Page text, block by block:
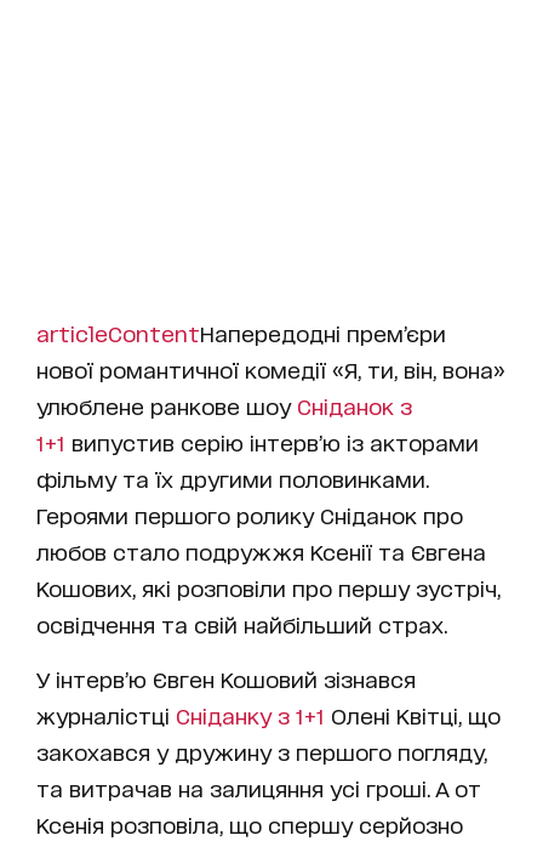
articleContentНапередодні прем’єри
нової романтичної комедії «Я, ти, він, вона»
улюблене ранкове шоу Сніданок з
1+1 випустив серію інтерв’ю із акторами
фільму та їх другими половинками.
Героями першого ролику Сніданок про
любов стало подружжя Ксенії та Євгена
Кошових, які розповіли про першу зустріч,
освідчення та свій найбільший страх.
У інтерв’ю Євген Кошовий зізнався
журналістці Сніданку з 1+1 Олені Квітці, що
закохався у дружину з першого погляду,
та витрачав на залицяння усі гроші. А от
Ксенія розповіла, що спершу серйозно